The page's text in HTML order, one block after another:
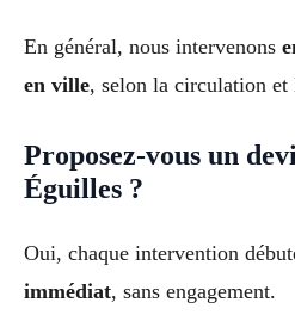
En général, nous intervenons
en ville, selon la circulation et
Proposez-vous un
Éguilles ?
Oui, chaque intervention
immédiat, sans engagement.